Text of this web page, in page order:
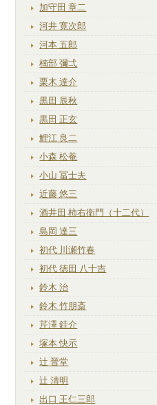
加守田 章二
河井 寛次郎
河本 五郎
楠部 彌弌
栗木 達介
黒田 辰秋
黒田 正玄
鯉江 良二
小森 松菴
小山 冨士夫
近藤 悠三
酒井田 柿右衛門（十二代）
島岡 達三
初代 川瀬竹春
初代 徳田 八十吉
鈴木 治
鈴木 竹朋斎
芹澤 銈介
塚本 快示
辻 晉堂
辻 清明
出口 王仁三郎